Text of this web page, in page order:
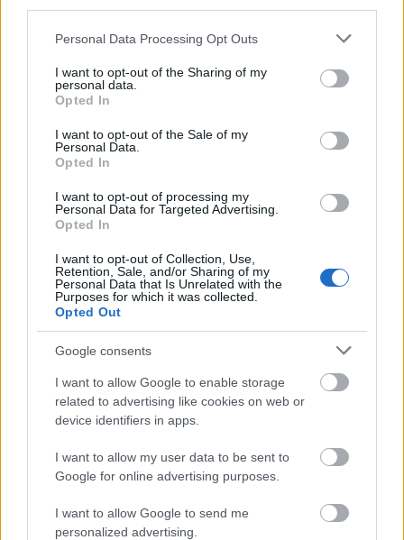
Please note that this website/app uses one or more Google
not limited to your visit or usage behaviour. You may click to
grant or deny consent to Google and its third-party tags to
use your data for below specified purposes in below Google
consent section.
Personal Data Processing Opt Outs
I want to opt-out of the Sharing of my
personal data.
Opted In
I want to opt-out of the Sale of my
Personal Data.
Opted In
I want to opt-out of processing my
Personal Data for Targeted Advertising.
Opted In
I want to opt-out of Collection, Use,
Retention, Sale, and/or Sharing of my
Personal Data that Is Unrelated with the
Purposes for which it was collected.
Opted Out
Google consents
I want to allow Google to enable storage
related to advertising like cookies on web or
device identifiers in apps.
I want to allow my user data to be sent to
Google for online advertising purposes.
I want to allow Google to send me
personalized advertising.
Látlelet a hazai víziközművekről?
múlt Bicske vízellátása
AJÁNLJUK MÉG
Helyi hírek
Fáklyafényben tárul fel Székesfehérvár történelmi
Helyi hírek